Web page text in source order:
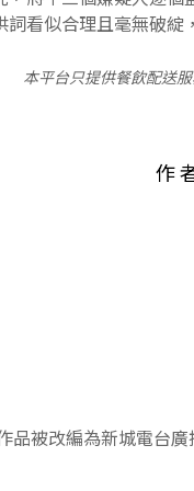
詞看似合理且毫無破綻
本平台只提供餐飲配送
作
品被改編為新城電台廣